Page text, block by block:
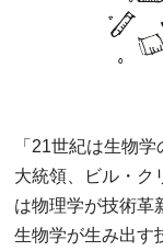
「21世紀は生物
大統領、ビル・ク
は物理学が技術革
生物学が生み出す